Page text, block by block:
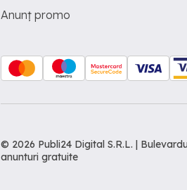
Anunț promo
© 2026 Publi24 Digital S.R.L. |
anunturi gratuite